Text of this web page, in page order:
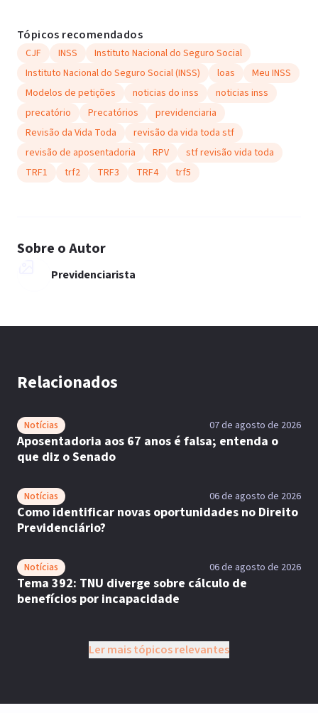
Tópicos recomendados
CJF INSS
Instituto Nacional do Seguro Social
Instituto Nacional do Seguro Social (INSS)
loas
Meu INSS
Modelos de petições
noticias do inss
noticias inss
precatório
Precatórios
previdenciaria
Revisão da Vida Toda
revisão da vida toda stf
revisão de aposentadoria
RPV
stf revisão vida toda
TRF1
trf2 TRF3 TRF4 trf5
Sobre o Autor
Previdenciarista
Relacionados
Notícias 07 de agosto de 2026
Aposentadoria aos 67 anos é falsa; entenda o
que diz o Senado
Notícias 06 de agosto de 2026
Como identificar novas oportunidades no Direito
Previdenciário?
Notícias 06 de agosto de 2026
Tema 392: TNU diverge sobre cálculo de
benefícios por incapacidade
Ler mais tópicos relevantes